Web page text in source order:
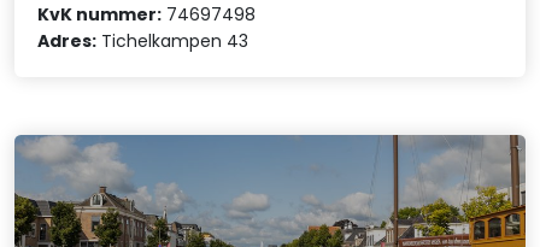
KvK nummer: 74697498
Adres: Tichelkampen 43